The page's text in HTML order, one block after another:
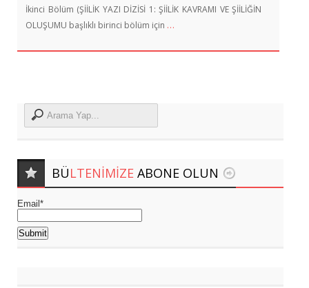
İkinci Bölüm (ŞİİLİK YAZI DİZİSİ 1: ŞİİLİK KAVRAMI VE ŞİİLİĞİN
OLUŞUMU başlıklı birinci bölüm için …
BÜLTENIMIZE ABONE OLUN
Email*